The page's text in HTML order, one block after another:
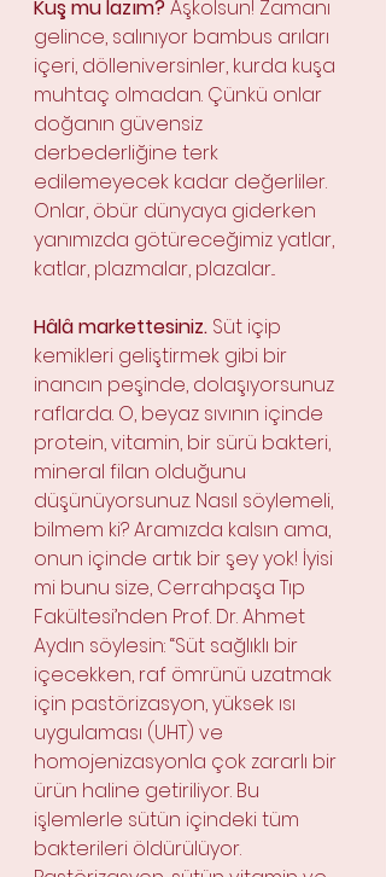
Kuş mu lazım? Aşkolsun! Zamanı
gelince, salınıyor bambus arıları
içeri, dölleniversinler, kurda kuşa
muhtaç olmadan. Çünkü onlar
doğanın güvensiz
derbederliğine terk
edilemeyecek kadar değerliler.
Onlar, öbür dünyaya giderken
yanımızda götüreceğimiz yatlar,
katlar, plazmalar, plazalar...
Hâlâ markettesiniz. Süt içip
kemikleri geliştirmek gibi bir
inancın peşinde, dolaşıyorsunuz
raflarda. O, beyaz sıvının içinde
protein, vitamin, bir sürü bakteri,
mineral filan olduğunu
düşünüyorsunuz. Nasıl söylemeli,
bilmem ki? Aramızda kalsın ama,
onun içinde artık bir şey yok! İyisi
mi bunu size, Cerrahpaşa Tıp
Fakültesi’nden Prof. Dr. Ahmet
Aydın söylesin: “Süt sağlıklı bir
içecekken, raf ömrünü uzatmak
için pastörizasyon, yüksek ısı
uygulaması (UHT) ve
homojenizasyonla çok zararlı bir
ürün haline getiriliyor. Bu
işlemlerle sütün içindeki tüm
bakterileri öldürülüyor.